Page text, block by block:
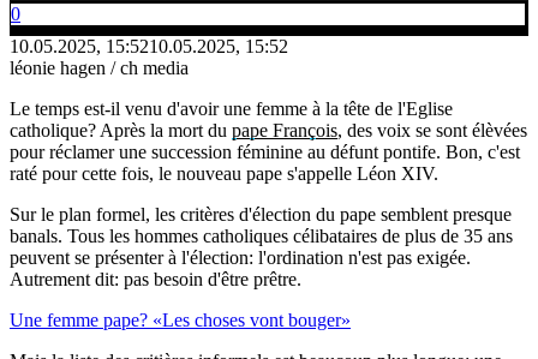
0
10.05.2025, 15:5210.05.2025, 15:52
léonie hagen / ch media
Le temps est-il venu d'avoir une femme à la tête de l'Eglise
catholique? Après la mort du pape François, des voix se sont élèvées
pour réclamer une succession féminine au défunt pontife. Bon, c'est
raté pour cette fois, le nouveau pape s'appelle Léon XIV.
Sur le plan formel, les critères d'élection du pape semblent presque
banals. Tous les hommes catholiques célibataires de plus de 35 ans
peuvent se présenter à l'élection: l'ordination n'est pas exigée.
Autrement dit: pas besoin d'être prêtre.
Une femme pape? «Les choses vont bouger»